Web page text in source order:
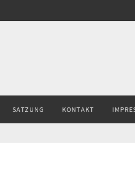
SATZUNG KONTAKT